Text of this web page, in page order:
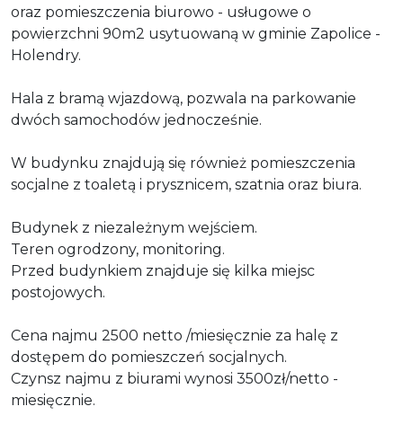
oraz pomieszczenia biurowo - usługowe o
powierzchni 90m2 usytuowaną w gminie Zapolice -
Holendry.
Hala z bramą wjazdową, pozwala na parkowanie
dwóch samochodów jednocześnie.
W budynku znajdują się również pomieszczenia
socjalne z toaletą i prysznicem, szatnia oraz biura.
Budynek z niezależnym wejściem.
Teren ogrodzony, monitoring.
Przed budynkiem znajduje się kilka miejsc
postojowych.
Cena najmu 2500 netto /miesięcznie za halę z
dostępem do pomieszczeń socjalnych.
Czynsz najmu z biurami wynosi 3500zł/netto -
miesięcznie.